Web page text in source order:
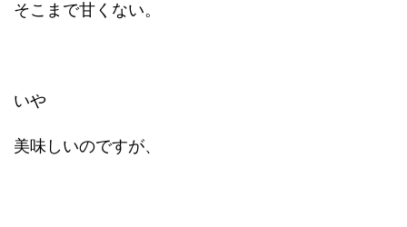
そこまで甘くない。
いや
美味しいのですが、